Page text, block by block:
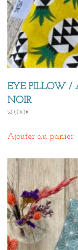
EYE PILLOW /
NOIR
20,00€
Ajouter au panier